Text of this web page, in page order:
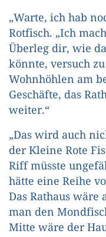
„Warte, ich hab
Rotfisch. „Ich
Überleg dir, wie
könnte, versuch
Wohnhöhlen am
Geschäfte, das
weiter.“
„Das wird auch
der Kleine Rote
Riff müsste
hätte eine Reihe
Das Rathaus
man den
Mitte wäre der